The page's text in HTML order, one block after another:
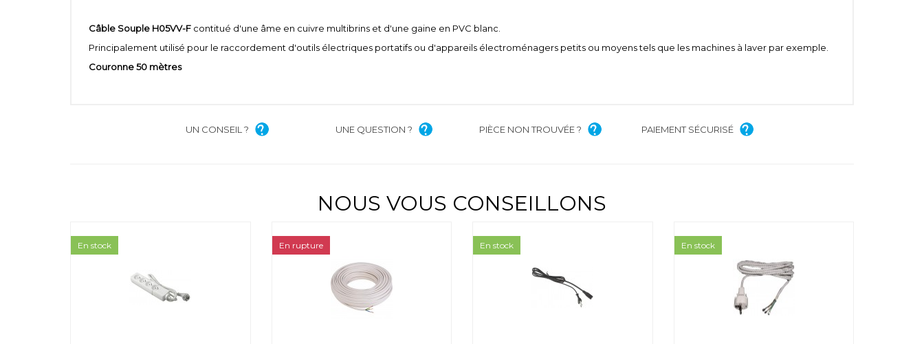
Câble Souple H05VV-F contitué d'une âme en cuivre multibrins et d'une gaine en PVC blanc.
Principalement utilisé pour le raccordement d'outils électriques portatifs ou d'appareils électroménagers petits ou moyens tels que les machines à laver par exemple.
Couronne 50 mètres
UN CONSEIL ? UNE QUESTION ? PIÈCE NON TROUVÉE ? PAIEMENT SÉCURISÉ
NOUS VOUS CONSEILLONS
En stock En rupture En stock En stock